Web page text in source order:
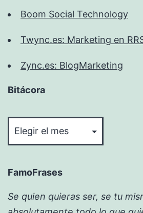
Boom Social Technology
Twync.es: Marketing en
Zync.es: BlogMarketing
Bitácora
FamoFrases
Se quien quieras ser, se tu